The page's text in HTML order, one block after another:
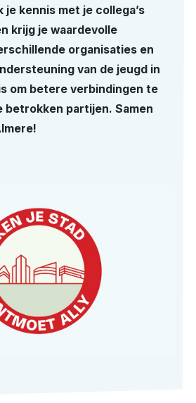
je kennis met je collega’s
krijg je waardevolle
organisaties en
van de jeugd in
om betere verbindingen te
betrokken partijen. Samen